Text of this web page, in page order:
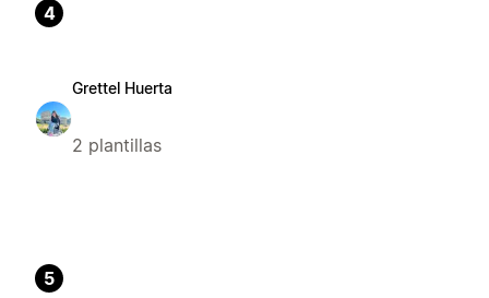
4
Grettel Huerta
2 plantillas
5